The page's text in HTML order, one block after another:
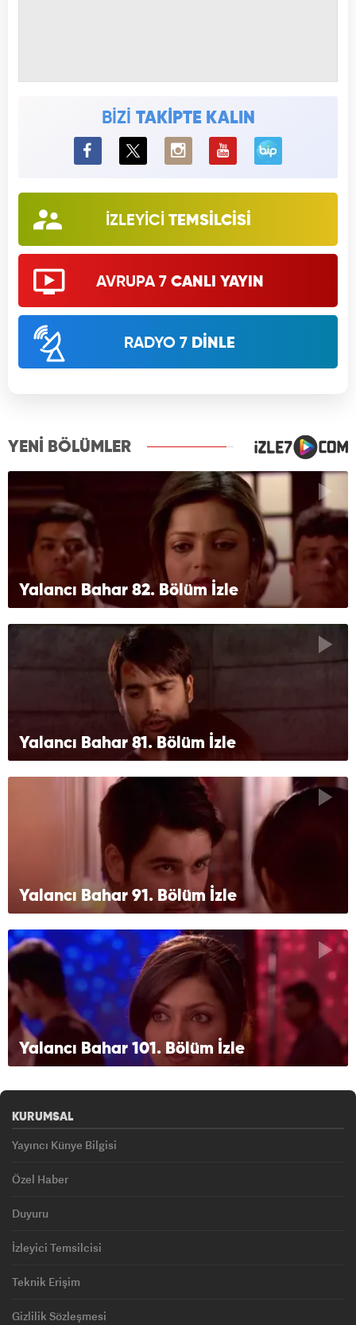
BİZİ TAKİPTE KALIN
BiP
İZLEYİCİ TEMSİLCİSİ
AVRUPA 7 CANLI YAYIN
RADYO 7 DİNLE
YENİ BÖLÜMLER
Yalancı Bahar 82. Bölüm İzle
Yalancı Bahar 81. Bölüm İzle
Yalancı Bahar 91. Bölüm İzle
Yalancı Bahar 101. Bölüm İzle
KURUMSAL
Yayıncı Künye Bilgisi
Özel Haber
Duyuru
İzleyici Temsilcisi
Teknik Erişim
Gizlilik Sözleşmesi